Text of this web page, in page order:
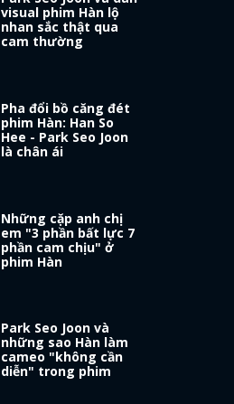
visual phim Hàn lộ
nhan sắc thật qua
cam thường
Pha đổi bồ căng đét
phim Hàn: Han So
Hee - Park Seo Joon
là chân ái
Những cặp anh chị
em "3 phần bất lực 7
phần cam chịu" ở
phim Hàn
Park Seo Joon và
những sao Hàn làm
cameo "không cần
diễn" trong phim